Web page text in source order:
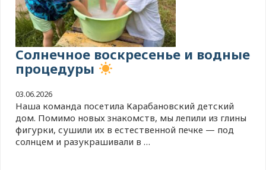
Солнечное воскресенье и водные
процедуры
03.06.2026
Наша команда посетила Карабановский детский
дом. Помимо новых знакомств, мы лепили из глины
фигурки, сушили их в естественной печке — под
солнцем и разукрашивали в …